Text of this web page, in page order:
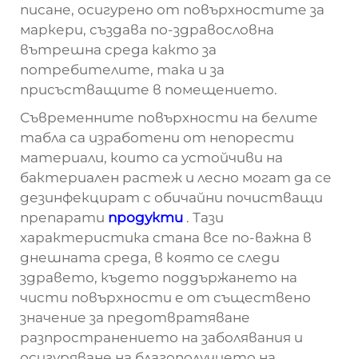
писане, осигурено от повърхностите за
маркери, създава по-здравословна
вътрешна среда както за
потребителите, така и за
присъстващите в помещението.
Съвременните повърхности на белите
табла са изработени от непорести
материали, които са устойчиви на
бактериален растеж и лесно могат да се
дезинфекцират с обичайни почистващи
препарати продукти . Тази
характеристика стана все по-важна в
днешната среда, в която се следи
здравето, където поддържането на
чисти повърхности е от съществено
значение за предотвратяване
разпространението на заболявания и